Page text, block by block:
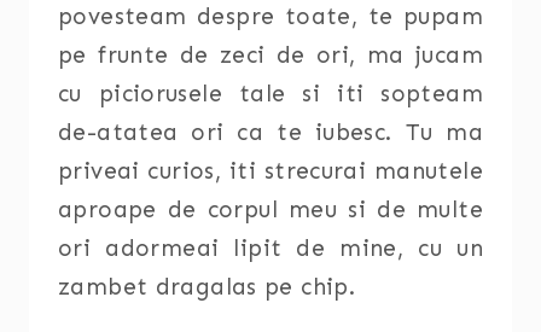
povesteam despre toate, te pupam
pe frunte de zeci de ori, ma jucam
cu piciorusele tale si iti sopteam
de-atatea ori ca te iubesc. Tu ma
priveai curios, iti strecurai manutele
aproape de corpul meu si de multe
ori adormeai lipit de mine, cu un
zambet dragalas pe chip.